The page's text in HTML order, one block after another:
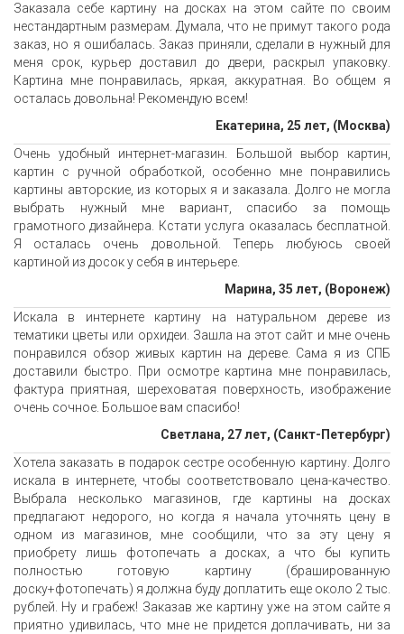
Заказала себе картину на досках на этом сайте по своим
нестандартным размерам. Думала, что не примут такого рода
заказ, но я ошибалась. Заказ приняли, сделали в нужный для
меня срок, курьер доставил до двери, раскрыл упаковку.
Картина мне понравилась, яркая, аккуратная. Во общем я
осталась довольна! Рекомендую всем!
Екатерина, 25 лет, (Москва)
Очень удобный интернет-магазин. Большой выбор картин,
картин с ручной обработкой, особенно мне понравились
картины авторские, из которых я и заказала. Долго не могла
выбрать нужный мне вариант, спасибо за помощь
грамотного дизайнера. Кстати услуга оказалась бесплатной.
Я осталась очень довольной. Теперь любуюсь своей
картиной из досок у себя в интерьере.
Марина, 35 лет, (Воронеж)
Искала в интернете картину на натуральном дереве из
тематики цветы или орхидеи. Зашла на этот сайт и мне очень
понравился обзор живых картин на дереве. Сама я из СПБ
доставили быстро. При осмотре картина мне понравилась,
фактура приятная, шереховатая поверхность, изображение
очень сочное. Большое вам спасибо!
Светлана, 27 лет, (Санкт-Петербург)
Хотела заказать в подарок сестре особенную картину. Долго
искала в интернете, чтобы соответствовало цена-качество.
Выбрала несколько магазинов, где картины на досках
предлагают недорого, но когда я начала уточнять цену в
одном из магазинов, мне сообщили, что за эту цену я
приобрету лишь фотопечать а досках, а что бы купить
полностью готовую картину (брашированную
доску+фотопечать) я должна буду доплатить еще около 2 тыс.
рублей. Ну и грабеж! Заказав же картину уже на этом сайте я
приятно удивилась, что мне не придется доплачивать, ни за